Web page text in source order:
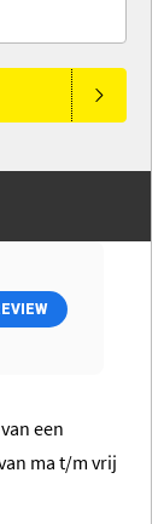
een
ma t/m vrij